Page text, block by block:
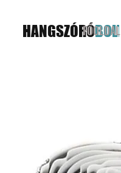
HANGSZÓRÓBOLT
FŐOLDAL